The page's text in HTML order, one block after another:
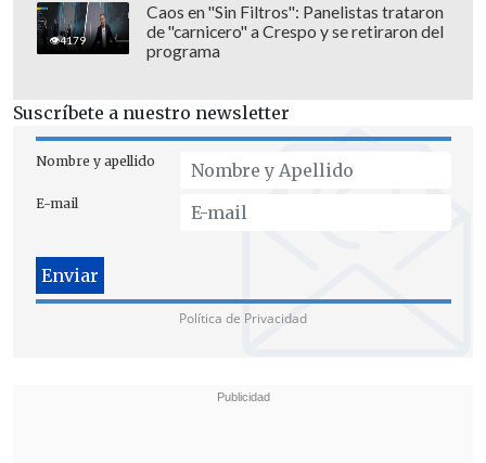
4179
Caos en "Sin Filtros": Panelistas trataron
de "carnicero" a Crespo y se retiraron del
programa
Suscríbete a nuestro newsletter
Nombre y apellido
E-mail
Política de Privacidad